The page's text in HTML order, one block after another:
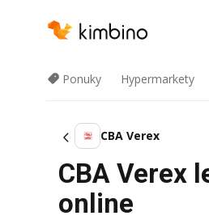
Ponuky Hypermarkety
CBA Verex
CBA Verex
online